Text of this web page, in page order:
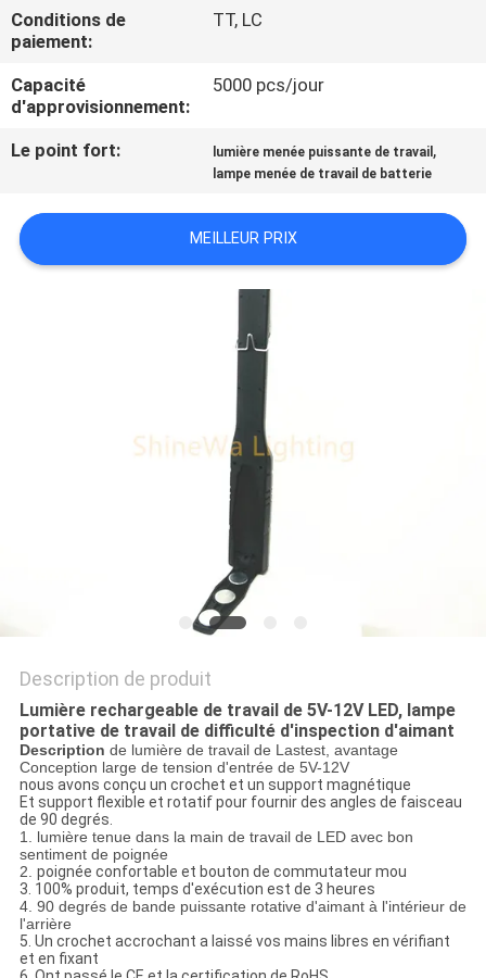
CONTRÔLE
DE
LA
CONTACTER
POLITIQUE
DE
CONFIDENTIALITÉ
Conditions de
paiement:
TT, LC
Capacité
d'approvisionnement:
5000 pcs/jour
Le point fort: lumière menée puissante de travail ,
lampe menée de travail de batterie
MEILLEUR PRIX
Description de produit
Lumière rechargeable de travail de 5V-12V LED, lampe
portative de travail de difficulté d'inspection d'aimant
Description de lumière de travail de Lastest, avantage
Conception large de tension d'entrée de 5V-12V
nous avons conçu un crochet et un support magnétique
Et support flexible et rotatif pour fournir des angles de faisceau
de 90 degrés.
1. lumière tenue dans la main de travail de LED avec bon
sentiment de poignée
2. poignée confortable et bouton de commutateur mou
3. 100% produit, temps d'exécution est de 3 heures
4. 90 degrés de bande puissante rotative d'aimant à l'intérieur de
l'arrière
5. Un crochet accrochant a laissé vos mains libres en vérifiant
et en fixant